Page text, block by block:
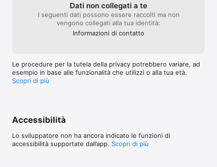
Dati non collegati a te
I seguenti dati possono essere raccolti ma non
vengono collegati alla tua identità:
Informazioni di contatto
Le procedure per la tutela della privacy potrebbero variare, ad
esempio in base alle funzionalità che utilizzi o alla tua età.
Scopri di più
Accessibilità
Lo sviluppatore non ha ancora indicato le funzioni di
accessibilità supportate dall’app. Scopri di più